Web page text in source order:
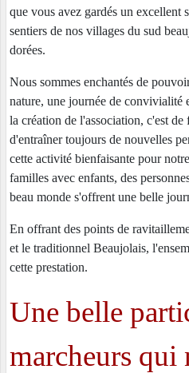
que vous avez gardés un excellent
sentiers de nos villages du sud
dorées.
Nous sommes enchantés de
nature, une journée de convivialité
la création de l'association, c'est
d'entraîner toujours de nouvelles
cette activité bienfaisante pour
familles avec enfants, des
beau monde s'offrent une belle
En offrant des points de
et le traditionnel Beaujolais,
cette prestation.
Une belle
marcheurs qui